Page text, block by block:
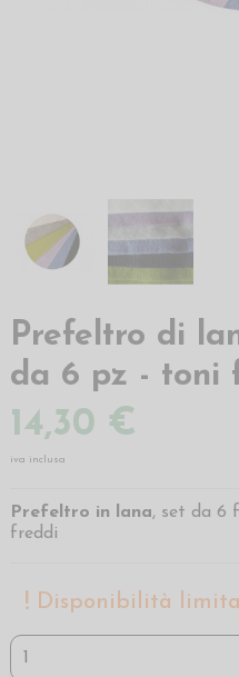
Prefeltro di
da 6 pz - toni
14,30 €
iva inclusa
Prefeltro in lana, set da 6
freddi
Disponibilità